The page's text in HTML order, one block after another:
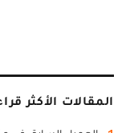
المقالات الأكثر